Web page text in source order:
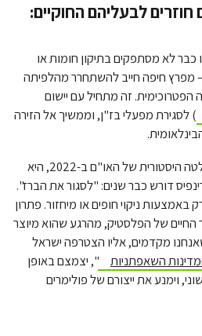
חוזרים לבעליהם החוקיים:
לא מסתפקים בתיקון חומות או
– מפרץ חיפה חייב להשתחרר מהלפיתה
זה מתחיל עם יישום
) לסגירת מפעלי בז"ן, וממשיך אל הזירה
האמנה הזו, שנולדה מתוך החלטה היסטורית של האו"ם ב-2022, היא
דורש כבר שנים: "לסגור את הברז".
ניקוי חופים או מיחזור. פתרון
החיים של הפלסטיק, מהרגע שהוא מיוצר
מקדמים, אליו הצטרפה ישראל
השאפתניות
", יצמצם באופן
וימנע את ייצורם של פולימרים